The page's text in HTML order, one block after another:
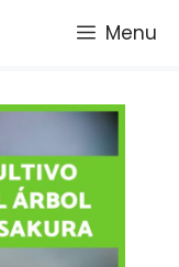
Menu